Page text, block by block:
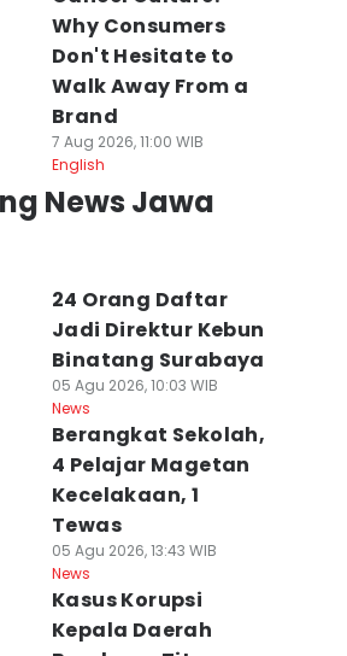
Suara
1 Surabaya
Empat
di
Agu 2026, 11:59 WIB
Pengacara No
Cak Sholeh
07 Agu 2026, 09:55 WIB
News
Why Consumers
Don't Hesitate to
Walk Away From a
Brand
7 Aug 2026, 11:00 WIB
English
News Jawa
24 Orang Daftar
Jadi Direktur Kebun
Binatang Surabaya
05 Agu 2026, 10:03 WIB
News
Berangkat Sekolah,
4 Pelajar Magetan
Kecelakaan, 1
Tewas
05 Agu 2026, 13:43 WIB
News
Kasus Korupsi
Kepala Daerah